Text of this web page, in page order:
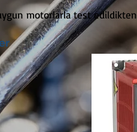
motorlarla test edildikten